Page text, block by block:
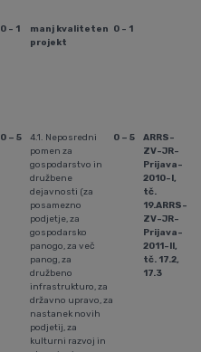
0 - 1
manj kvaliteten
projekt
0 - 1
0 – 5
4.1. Neposredni
pomen za
gospodarstvo in
družbene
dejavnosti (za
posamezno
podjetje, za
gospodarsko
panogo, za več
panog, za
družbeno
infrastrukturo, za
državno upravo, za
nastanek novih
podjetij, za
kulturni razvoj in
0 – 5
ARRS-
ZV-JR-
Prijava-
2010-I,
tč.
19.ARRS-
ZV-JR-
Prijava-
2011-II,
tč. 17.2,
17.3